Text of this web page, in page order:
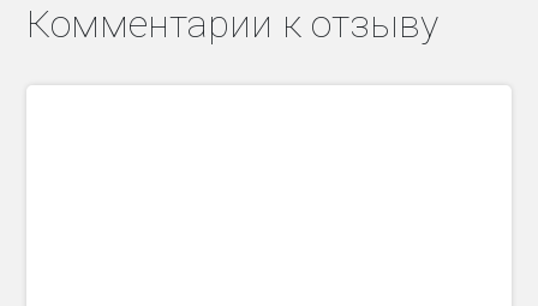
Комментарии к отзыву